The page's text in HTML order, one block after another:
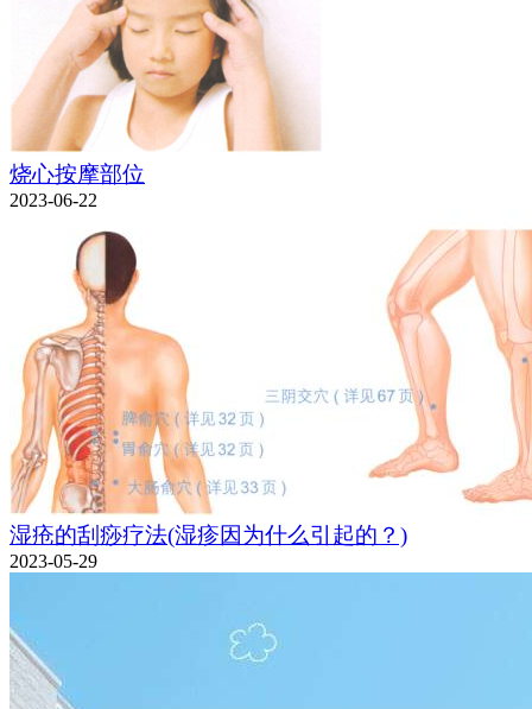
烧心按摩部位
2023-06-22
湿疮的刮痧疗法(湿疹因为什么引起的？)
2023-05-29